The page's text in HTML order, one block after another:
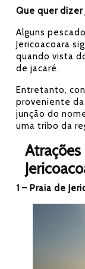
Que quer dizer
Alguns
Jericoacoara
quando vista
de jacaré.
Entretanto,
proveniente
junção do
uma tribo da
1 – Praia de